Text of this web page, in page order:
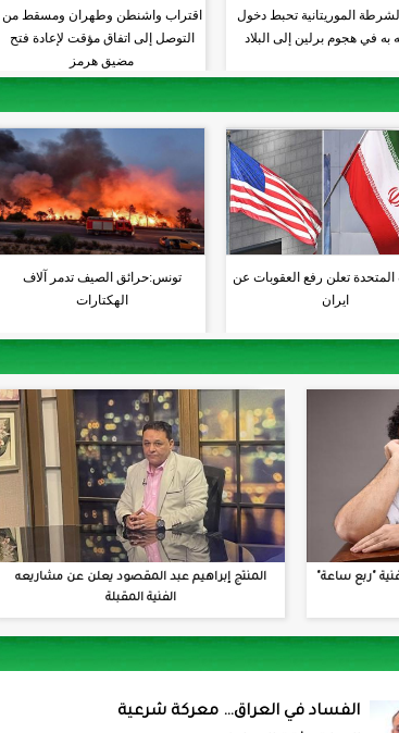
الموريتانية تحبط دخول
به في هجوم برلين إلى البلاد
اقتراب واشنطن وطهران ومسقط من
التوصل إلى اتفاق مؤقت لإعادة فتح
مضيق هرمز
المتحدة تعلن رفع العقوبات عن
ايران
تونس:حرائق الصيف تدمر آلاف
الهكتارات
"ربع ساعة"
المنتج إبراهيم عبد المقصود يعلن عن مشاريعه
الفنية المقبلة
الفساد في العراق… معركة شرعية